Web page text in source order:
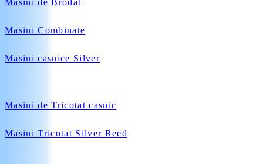
Masini de Brodat
Masini Combinate
Masini casnice Silver
Masini de Tricotat casnic
Masini Tricotat Silver Reed